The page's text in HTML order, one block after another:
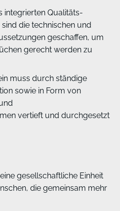
integrierten Qualitäts-
die technischen und
geschaffen, um
gerecht werden zu
muss durch ständige
sowie in Form von
vertieft und durchgesetzt
gesellschaftliche Einheit
die gemeinsam mehr